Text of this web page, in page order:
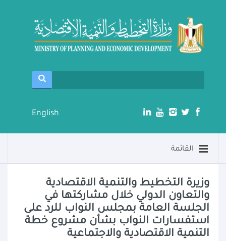
English
القائمة
وزيرة التخطيط والتنمية الاقتصادية
والتعاون الدولي خلال مشاركتها في
الجلسة العامة بمجلس النواب للرد على
استفسارات النواب بشأن مشروع خطة
التنمية الاقتصادية والاجتماعية